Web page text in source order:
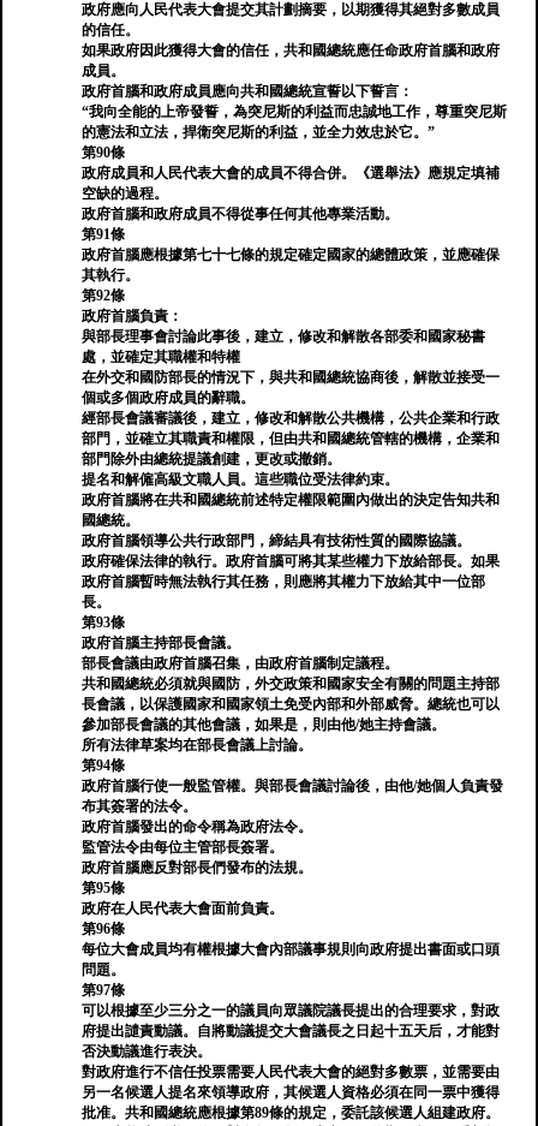
政府應向人民代表大會提交其計劃摘要，以期獲得其絕對多數成員
的信任。
如果政府因此獲得大會的信任，共和國總統應任命政府首腦和政府
成員。
政府首腦和政府成員應向共和國總統宣誓以下誓言：
“我向全能的上帝發誓，為突尼斯的利益而忠誠地工作，尊重突尼斯
的憲法和立法，捍衛突尼斯的利益，並全力效忠於它。”
第90條
政府成員和人民代表大會的成員不得合併。《選舉法》應規定填補
空缺的過程。
政府首腦和政府成員不得從事任何其他專業活動。
第91條
政府首腦應根據第七十七條的規定確定國家的總體政策，並應確保
其執行。
第92條
政府首腦負責：
與部長理事會討論此事後，建立，修改和解散各部委和國家秘書
處，並確定其職權和特權
在外交和國防部長的情況下，與共和國總統協商後，解散並接受一
個或多個政府成員的辭職。
經部長會議審議後，建立，修改和解散公共機構，公共企業和行政
部門，並確立其職責和權限，但由共和國總統管轄的機構，企業和
部門除外由總統提議創建，更改或撤銷。
提名和解僱高級文職人員。這些職位受法律約束。
政府首腦將在共和國總統前述特定權限範圍內做出的決定告知共和
國總統。
政府首腦領導公共行政部門，締結具有技術性質的國際協議。
政府確保法律的執行。政府首腦可將其某些權力下放給部長。如果
政府首腦暫時無法執行其任務，則應將其權力下放給其中一位部
長。
第93條
政府首腦主持部長會議。
部長會議由政府首腦召集，由政府首腦制定議程。
共和國總統必須就與國防，外交政策和國家安全有關的問題主持部
長會議，以保護國家和國家領土免受內部和外部威脅。總統也可以
參加部長會議的其他會議，如果是，則由他/她主持會議。
所有法律草案均在部長會議上討論。
第94條
政府首腦行使一般監管權。與部長會議討論後，由他/她個人負責發
布其簽署的法令。
政府首腦發出的命令稱為政府法令。
監管法令由每位主管部長簽署。
政府首腦應反對部長們發布的法規。
第95條
政府在人民代表大會面前負責。
第96條
每位大會成員均有權根據大會內部議事規則向政府提出書面或口頭
問題。
第97條
可以根據至少三分之一的議員向眾議院議長提出的合理要求，對政
府提出譴責動議。自將動議提交大會議長之日起十五天后，才能對
否決動議進行表決。
對政府進行不信任投票需要人民代表大會的絕對多數票，並需要由
另一名候選人提名來領導政府，其候選人資格必須在同一票中獲得
批准。共和國總統應根據第89條的規定，委託該候選人組建政府。